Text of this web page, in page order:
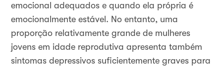
emocional adequados e quando ela própria é
emocionalmente estável. No entanto, uma
proporção relativamente grande de mulheres
jovens em idade reprodutiva apresenta também
sintomas depressivos suficientemente graves para